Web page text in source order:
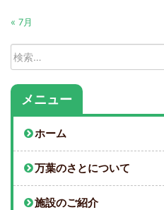
« 7月
検
索:
メニュー
ホーム
万葉のさとについて
施設のご紹介